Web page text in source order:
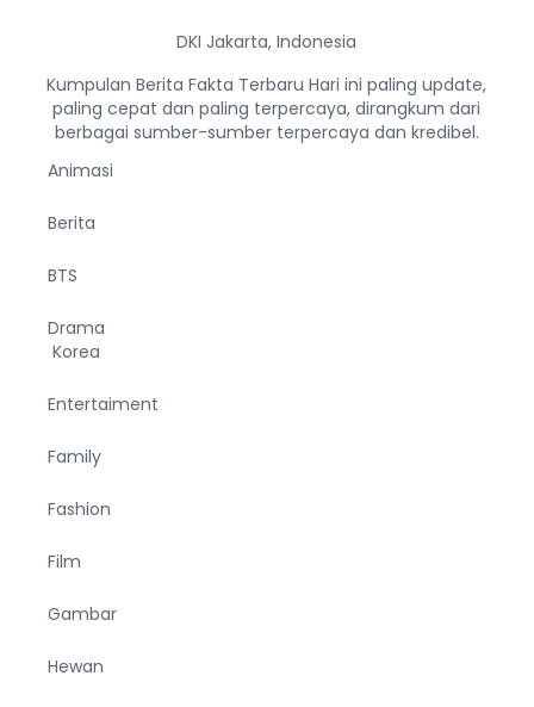
DKI Jakarta, Indonesia
Kumpulan Berita Fakta Terbaru Hari ini paling update,
paling cepat dan paling terpercaya, dirangkum dari
berbagai sumber-sumber terpercaya dan kredibel.
Animasi
Berita
BTS
Drama
Korea
Entertaiment
Family
Fashion
Film
Gambar
Hewan